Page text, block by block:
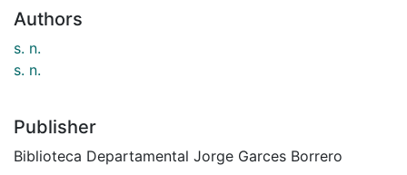
Authors
s. n.
s. n.
Publisher
Biblioteca Departamental Jorge Garces Borrero